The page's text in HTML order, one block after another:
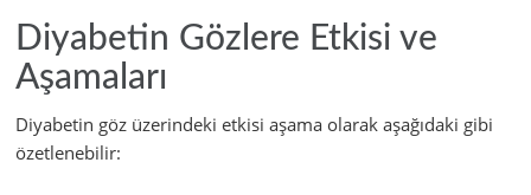
Diyabetin Gözlere Etkisi ve
Aşamaları
Diyabetin göz üzerindeki etkisi aşama olarak aşağıdaki gibi
özetlenebilir: